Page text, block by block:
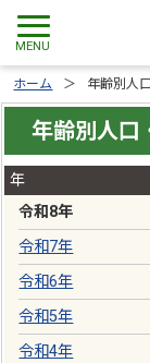
ホーム 年齢別人
年齢別人口
年
令和8年
令和7年
令和6年
令和5年
令和4年